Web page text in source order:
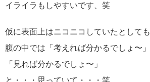
イライラもしやすいです、笑
仮に表面上はニコニコしていたとしても
腹の中では「考えれば分かるでしょ〜」
「見れば分かるでしょ〜」
と・・・思っていて・・・笑